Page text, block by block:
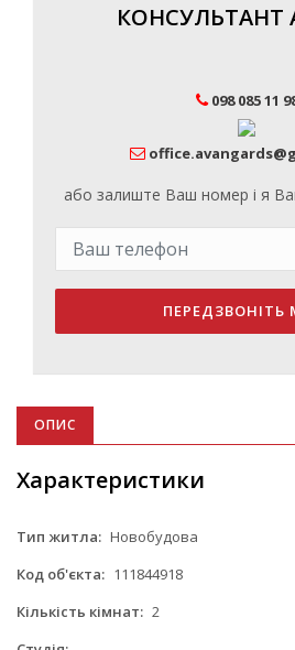
КОНСУЛЬТАНТ
098 085 11
або залиште Ваш номер і я
ПЕРЕДЗВОНІТЬ
ОПИС
Характеристики
Тип житла: Новобудова
Код об'єкта: 111844918
Кількість кімнат: 2